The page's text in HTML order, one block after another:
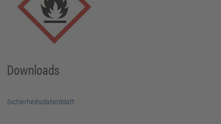
Downloads
Sicherheitsdatenblatt